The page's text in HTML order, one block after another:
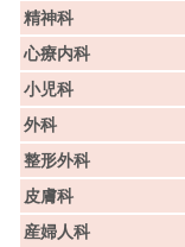
精神科
心療内科
小児科
外科
整形外科
皮膚科
産婦人科